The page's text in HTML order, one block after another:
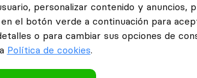
MV
Lo que
Incumplimiento
personalizar contenido y anuncios,
el botón verde a continuación para
o para cambiar sus opciones de
Política de cookies.